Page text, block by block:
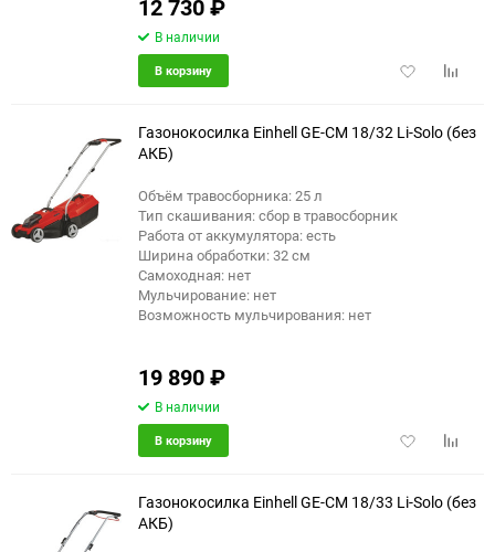
12 730₽
В наличии
Добавить
В корзину
еще 1 фото
Газонокосилка Einhell GE-CM 18/32 Li-Solo (без
АКБ)
Объём травосборника: 25 л
Тип скашивания: сбор в травосборник
Работа от аккумулятора: есть
Ширина обработки: 32 см
Самоходная: нет
Мульчирование: нет
Возможность мульчирования: нет
19 890₽
В наличии
Добавить
В корзину
Газонокосилка Einhell GE-CM 18/33 Li-Solo (без
АКБ)